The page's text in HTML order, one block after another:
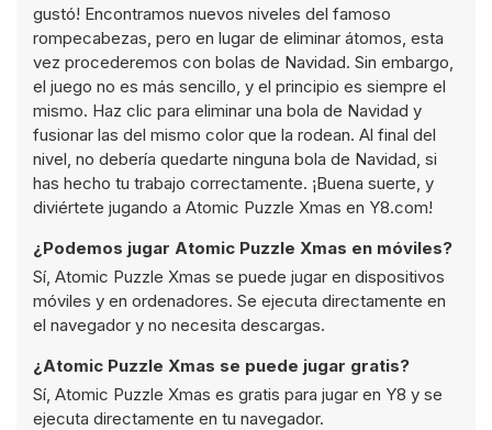
gustó! Encontramos nuevos niveles del famoso
rompecabezas, pero en lugar de eliminar átomos, esta
vez procederemos con bolas de Navidad. Sin embargo,
el juego no es más sencillo, y el principio es siempre el
mismo. Haz clic para eliminar una bola de Navidad y
fusionar las del mismo color que la rodean. Al final del
nivel, no debería quedarte ninguna bola de Navidad, si
has hecho tu trabajo correctamente. ¡Buena suerte, y
diviértete jugando a Atomic Puzzle Xmas en Y8.com!
¿Podemos jugar Atomic Puzzle Xmas en móviles?
Sí, Atomic Puzzle Xmas se puede jugar en dispositivos
móviles y en ordenadores. Se ejecuta directamente en
el navegador y no necesita descargas.
¿Atomic Puzzle Xmas se puede jugar gratis?
Sí, Atomic Puzzle Xmas es gratis para jugar en Y8 y se
ejecuta directamente en tu navegador.